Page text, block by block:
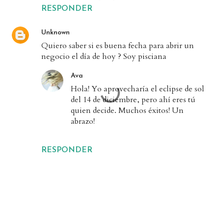
RESPONDER
Unknown
Quiero saber si es buena fecha para abrir un
negocio el día de hoy ? Soy pisciana
RESPONDER
Ava
Hola! Yo aprovecharía el eclipse de sol
del 14 de diciembre, pero ahí eres tú
quien decide. Muchos éxitos! Un
abrazo!